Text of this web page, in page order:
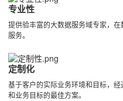
专业性
提供验丰富的大数据服务域专家，
服务。
定制化
基于客户的实际业务环境和目标，
和业务目标的最佳方案。